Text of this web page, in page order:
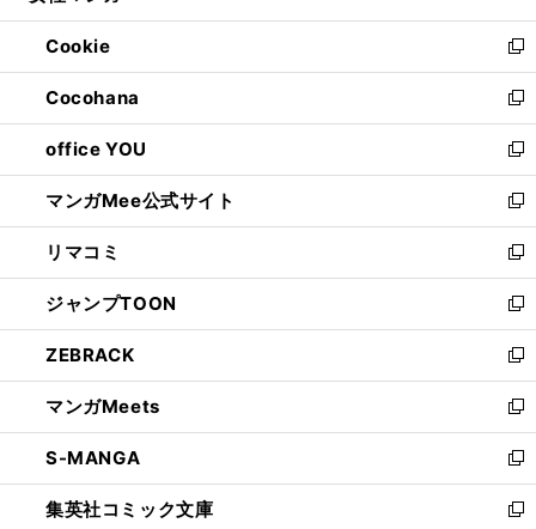
開
く
ウ
で
開
く
ン
ド
ウ
で
開
く
ウ
ィ
ン
ド
ウ
で
開
く
Cookie
新
し
い
ウ
ィ
ン
ド
ウ
で
開
く
Cocohana
新
し
い
ウ
ィ
ン
ド
ウ
で
開
く
office YOU
新
し
い
ウ
ィ
ン
ド
ウ
で
開
く
マンガMee公式サイト
新
し
い
ウ
ィ
ン
ド
ウ
で
開
く
リマコミ
新
し
い
ウ
ィ
ン
ド
ウ
で
開
く
ジャンプTOON
新
し
い
ウ
ィ
ン
ド
ウ
で
ZEBRACK
新
し
い
ウ
ィ
ン
ド
マンガMeets
新
し
い
ウ
ィ
S-MANGA
新
し
い
集英社コミック文庫
新